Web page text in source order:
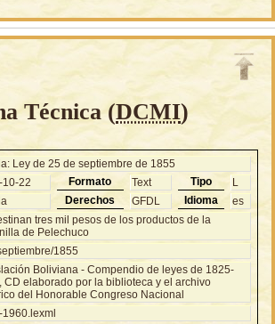
Técnica (DCMI)
Ley de 25 de septiembre de 1855
22 Formato Text Tipo
L
Derechos GFDL Idioma
es
tres mil pesos de los productos de la
de Pelechuco
1855
Boliviana - Compendio de leyes de 1825-
CD elaborado por la biblioteca y el archivo
del Honorable Congreso Nacional
1960.lexml